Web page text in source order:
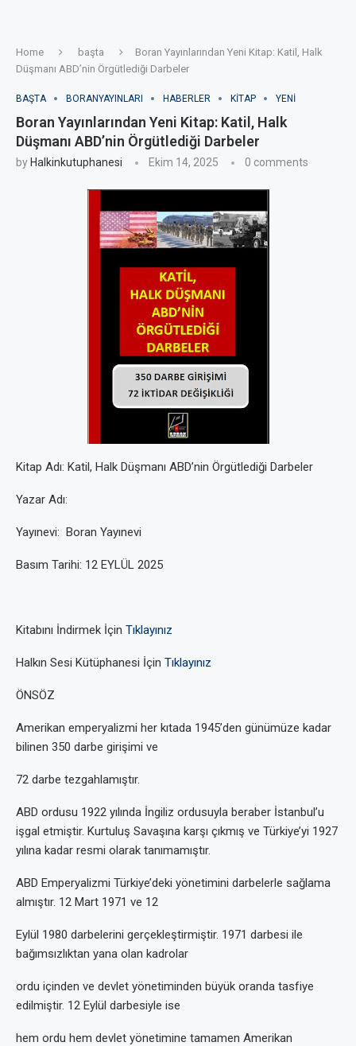
Home başta
Boran Yayınlarından Yeni Kitap: Katil, Halk
Düşmanı ABD’nin Örgütlediği Darbeler
BAŞTA BORANYAYINLARI HABERLER KITAP YENI
Boran Yayınlarından Yeni Kitap: Katil, Halk
Düşmanı ABD’nin Örgütlediği Darbeler
by Halkinkutuphanesi Ekim 14, 2025 0 comments
Kitap Adı: Katil, Halk Düşmanı ABD’nin Örgütlediği Darbeler
Yazar Adı:
Yayınevi: Boran Yayınevi
Basım Tarihi: 12 EYLÜL 2025
Kitabını İndirmek İçin Tıklayınız
Halkın Sesi Kütüphanesi İçin Tıklayınız
ÖNSÖZ
Amerikan emperyalizmi her kıtada 1945’den günümüze kadar
bilinen 350 darbe girişimi ve
72 darbe tezgahlamıştır.
ABD ordusu 1922 yılında İngiliz ordusuyla beraber İstanbul’u
işgal etmiştir. Kurtuluş Savaşına karşı çıkmış ve Türkiye’yi 1927
yılına kadar resmi olarak tanımamıştır.
ABD Emperyalizmi Türkiye’deki yönetimini darbelerle sağlama
almıştır. 12 Mart 1971 ve 12
Eylül 1980 darbelerini gerçekleştirmiştir. 1971 darbesi ile
bağımsızlıktan yana olan kadrolar
ordu içinden ve devlet yönetiminden büyük oranda tasfiye
edilmiştir. 12 Eylül darbesiyle ise
hem ordu hem devlet yönetimine tamamen Amerikan